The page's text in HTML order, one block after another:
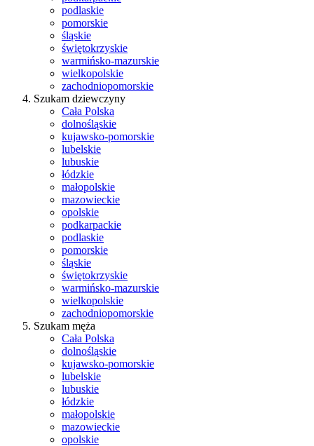
podlaskie
pomorskie
śląskie
świętokrzyskie
warmińsko-mazurskie
wielkopolskie
zachodniopomorskie
Szukam dziewczyny
Cała Polska
dolnośląskie
kujawsko-pomorskie
lubelskie
lubuskie
łódzkie
małopolskie
mazowieckie
opolskie
podkarpackie
podlaskie
pomorskie
śląskie
świętokrzyskie
warmińsko-mazurskie
wielkopolskie
zachodniopomorskie
Szukam męża
Cała Polska
dolnośląskie
kujawsko-pomorskie
lubelskie
lubuskie
łódzkie
małopolskie
mazowieckie
opolskie